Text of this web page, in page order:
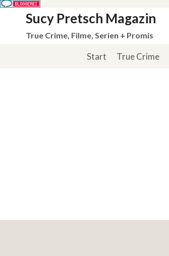
springen
Sucy Pretsch Magazin
True Crime, Filme, Serien + Promis
Start True Crime